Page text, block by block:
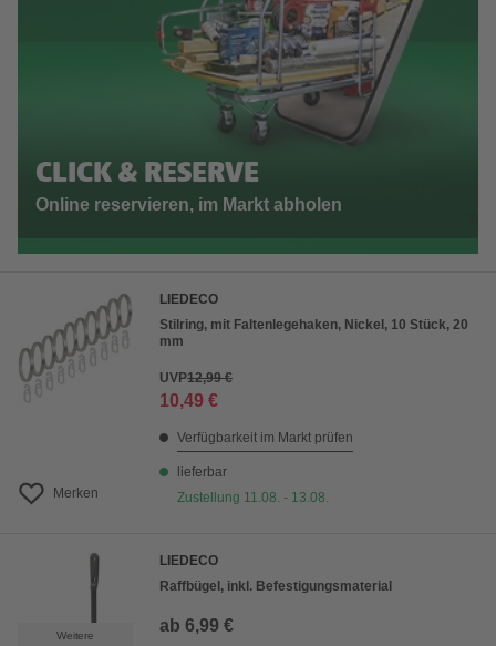
CLICK & RESERVE
Online reservieren, im Markt abholen
Merken
LIEDECO
Stilring, mit Faltenlegehaken, Nickel, 10 Stück, 20
mm
UVP12,99 €
10,49 €
Verfügbarkeit im Markt prüfen
lieferbar
Zustellung 11.08. - 13.08.
Weitere
LIEDECO
Raffbügel, inkl. Befestigungsmaterial
ab 6,99 €